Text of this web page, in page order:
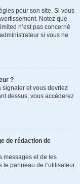
pour son site. Si vous
Notez que
n’est pas concerné
si vous ne
?
signaler et vous devriez
dessus, vous accéderez
de rédaction de
messages et de les
le panneau de l’utilisateur